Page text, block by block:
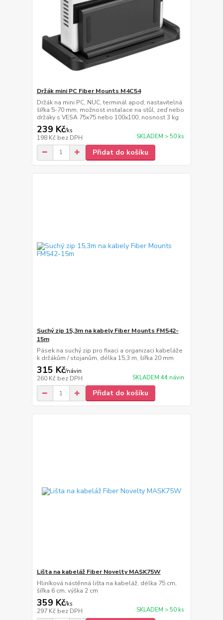
Držák mini PC Fiber Mounts M4C54
Držák na mini PC, NUC, terminál apod, nastavitelná
šířka 5-70 mm, možnost instalace na stůl, zeď nebo
držáky s VESA 75x75 nebo 100x100, nosnost 3 kg
239 Kč/ks
198 Kč bez DPH SKLADEM > 50 ks
Přidat do košíku
Suchý zip 15,3m na kabely Fiber Mounts FM542-
15m
Pásek na suchý zip pro fixaci a organizaci kabeláže
k držákům / stojanům, délka 15,3 m, šířka 20 mm
315 Kč/návin
260 Kč bez DPH SKLADEM 44 návin
Přidat do košíku
Lišta na kabeláž Fiber Novelty MASK75W
Hliníková nástěnná lišta na kabeláž, délka 75 cm,
šířka 6 cm, výška 2 cm
359 Kč/ks
297 Kč bez DPH SKLADEM > 50 ks